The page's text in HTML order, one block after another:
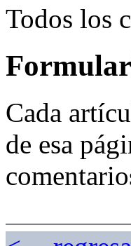
Todos los
Cada
de esa